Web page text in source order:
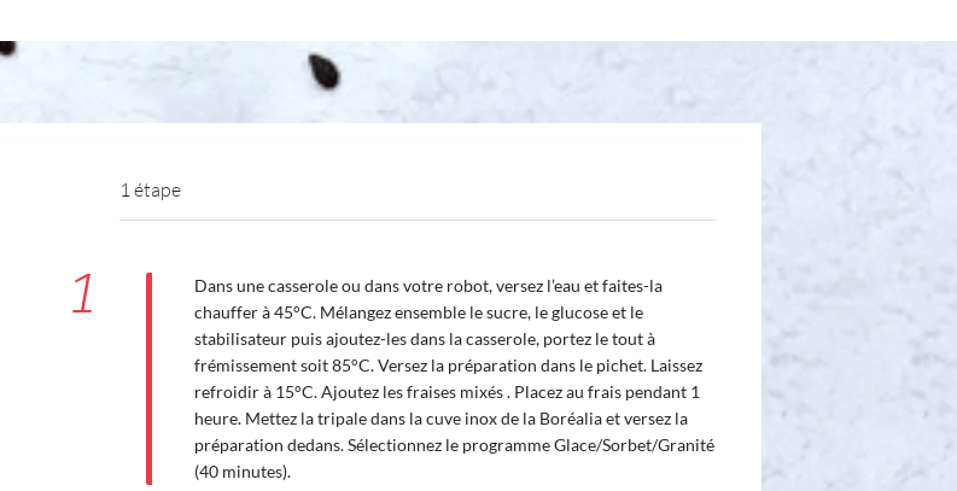
1 étape
1
Dans une casserole ou dans votre robot, versez l’eau et faites-la
chauffer à 45°C. Mélangez ensemble le sucre, le glucose et le
stabilisateur puis ajoutez-les dans la casserole, portez le tout à
frémissement soit 85°C. Versez la préparation dans le pichet. Laissez
refroidir à 15°C. Ajoutez les fraises mixés . Placez au frais pendant 1
heure. Mettez la tripale dans la cuve inox de la Boréalia et versez la
préparation dedans. Sélectionnez le programme Glace/Sorbet/Granité
(40 minutes).